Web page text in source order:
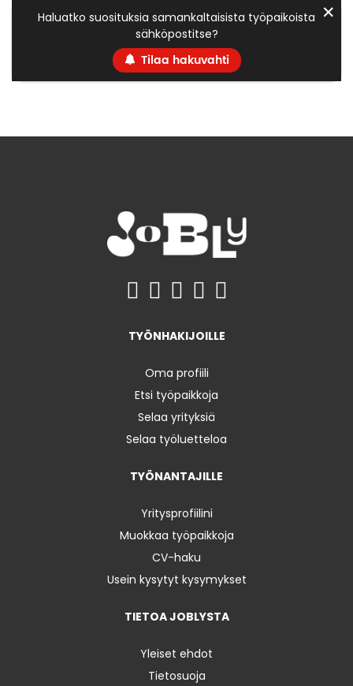
Haluatko suosituksia samankaltaisista työpaikoista
sähköpostitse?
Tilaa hakuvahti
✕
TYÖNHAKIJOILLE
Oma profiili
Etsi työpaikkoja
Selaa yrityksiä
Selaa työluetteloa
TYÖNANTAJILLE
Yritysprofiilini
Muokkaa työpaikkoja
CV-haku
Usein kysytyt kysymykset
TIETOA JOBLYSTA
Yleiset ehdot
Tietosuoja